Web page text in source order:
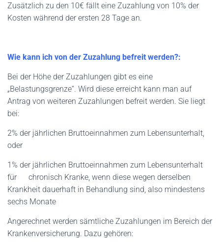
Zusätzlich zu den 10€ fällt eine Zuzahlung von 10% der
Kosten während der ersten 28 Tage an.
Wie kann ich von der Zuzahlung befreit werden?:
Bei der Höhe der Zuzahlungen gibt es eine
„Belastungsgrenze“. Wird diese erreicht kann man auf
Antrag von weiteren Zuzahlungen befreit werden. Sie liegt
bei:
2% der jährlichen Bruttoeinnahmen zum Lebensunterhalt,
oder
1% der jährlichen Bruttoeinnahmen zum Lebensunterhalt
für chronisch Kranke, wenn diese wegen derselben
Krankheit dauerhaft in Behandlung sind, also mindestens
sechs Monate
Angerechnet werden sämtliche Zuzahlungen im Bereich der
Krankenversicherung. Dazu gehören: